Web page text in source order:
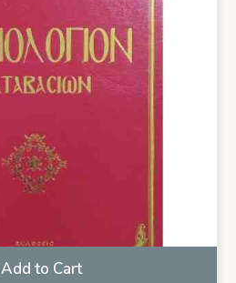
Add to Cart